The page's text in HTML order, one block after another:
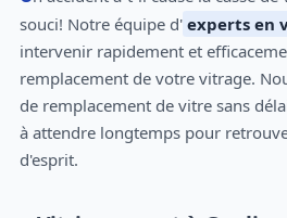
souci! Notre équipe d' experts en
intervenir rapidement et
remplacement de votre vitrage.
de remplacement de vitre sans
à attendre longtemps pour
d'esprit.